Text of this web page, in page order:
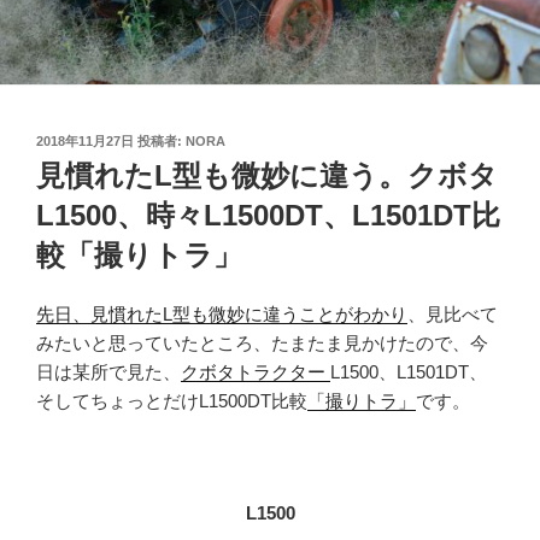
投
稿
日:
2018年11月27日 投稿者: NORA
見慣れたL型も微妙に違う。クボタ
L1500、時々L1500DT、L1501DT比
較「撮りトラ」
先日、見慣れたL型も微妙に違うことがわかり
、見比べて
みたいと思っていたところ、たまたま見かけたので、今
日は某所で見た、
クボタトラクター L1500、L1501DT、
そしてちょっとだけL1500DT比較 「撮りトラ」 です。
L1500